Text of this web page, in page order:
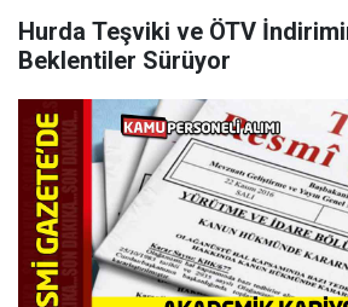
Hurda Teşviki ve ÖTV
Beklentiler Sürüyor